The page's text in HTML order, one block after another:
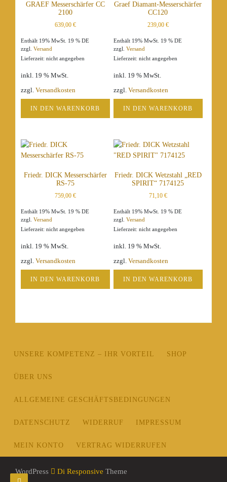
GRAEF Messerschärfer CC
2100
639,00 €
Enthält 19% MwSt. 19 % DE
zzgl. Versand
Lieferzeit: nicht angegeben
inkl. 19 % MwSt.
zzgl. Versandkosten
IN DEN WARENKORB
Graef Diamant-Messerschärfer
CC120
239,00 €
Enthält 19% MwSt. 19 % DE
zzgl.Versand
Lieferzeit: nicht angegeben
inkl. 19 % MwSt.
zzgl.Versandkosten
IN DEN WARENKORB
Friedr. DICK Messerschärfer
RS-75
759,00 €
Enthält 19% MwSt. 19 % DE
zzgl. Versand
Lieferzeit: nicht angegeben
inkl. 19 % MwSt.
zzgl. Versandkosten
IN DEN WARENKORB
Friedr. DICK Wetzstahl „RED
SPIRIT“ 7174125
71,10 €
Enthält 19% MwSt. 19 % DE
zzgl.Versand
Lieferzeit: nicht angegeben
inkl. 19 % MwSt.
zzgl.Versandkosten
IN DEN WARENKORB
UNSERE KOMPETENZ – IHR VORTEIL SHOP
ÜBER UNS
ALLGEMEINE GESCHÄFTSBEDINGUNGEN
DATENSCHUTZ WIDERRUF IMPRESSUM
MEIN KONTO VERTRAG WIDERRUFEN
WordPress Di Responsive Theme